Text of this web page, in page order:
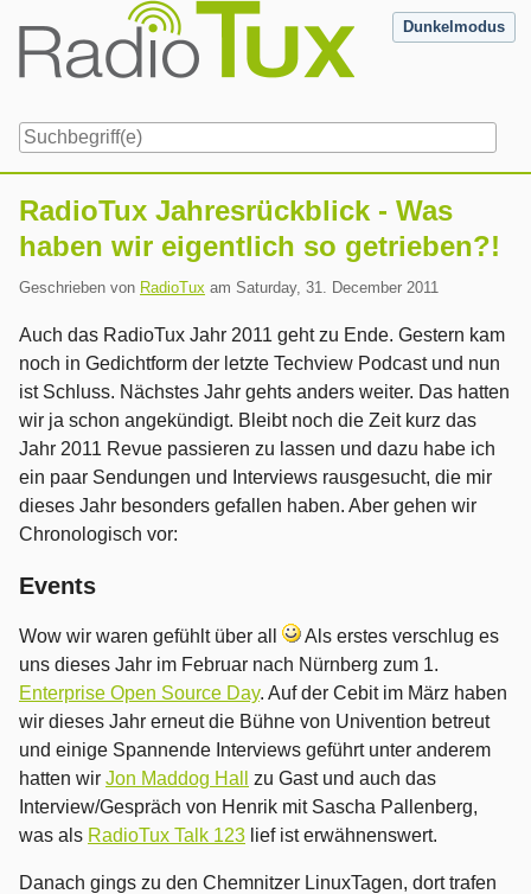
content
Dunkelmodus
RadioTux Jahresrückblick - Was
haben wir eigentlich so getrieben?!
Geschrieben von RadioTux am Saturday, 31. December 2011
Auch das RadioTux Jahr 2011 geht zu Ende. Gestern kam
noch in Gedichtform der letzte Techview Podcast und nun
ist Schluss. Nächstes Jahr gehts anders weiter. Das hatten
wir ja schon angekündigt. Bleibt noch die Zeit kurz das
Jahr 2011 Revue passieren zu lassen und dazu habe ich
ein paar Sendungen und Interviews rausgesucht, die mir
dieses Jahr besonders gefallen haben. Aber gehen wir
Chronologisch vor:
Events
Wow wir waren gefühlt über all
Als erstes verschlug es
uns dieses Jahr im Februar nach Nürnberg zum 1.
Enterprise Open Source Day. Auf der Cebit im März haben
wir dieses Jahr erneut die Bühne von Univention betreut
und einige Spannende Interviews geführt unter anderem
hatten wir Jon Maddog Hall
zu Gast und auch das
Interview/Gespräch von Henrik mit Sascha Pallenberg,
was als RadioTux Talk 123 lief ist erwähnenswert.
Danach gings zu den Chemnitzer LinuxTagen, dort trafen